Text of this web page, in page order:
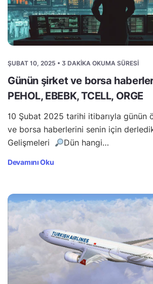
ŞUBAT 10, 2025 • 3 DAKIKA OKUMA SÜRESI
Günün şirket ve borsa
PEHOL, EBEBK, TCELL, ORGE
10 Şubat 2025 tarihi itibarıyla günün
ve borsa haberlerini senin için
Gelişmeleri
Dün hangi…
Devamını Oku